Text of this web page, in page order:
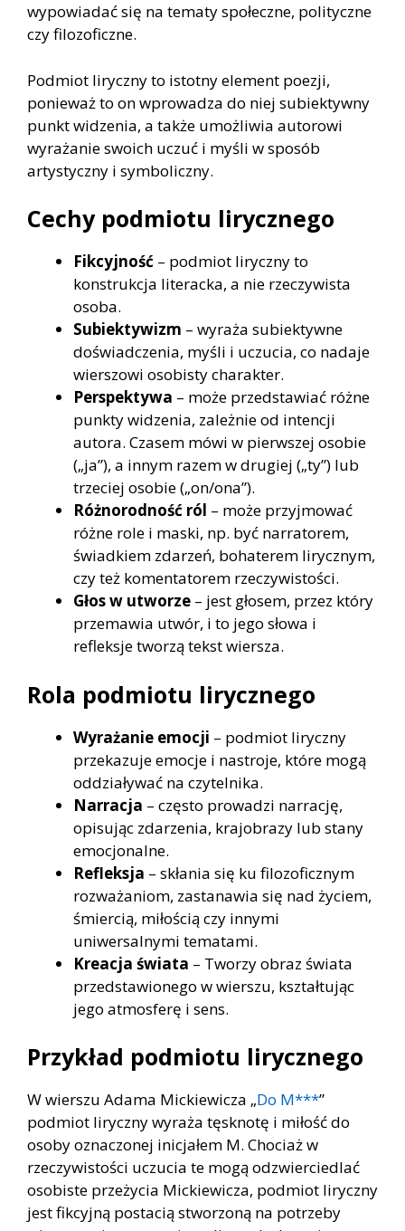
wypowiadać się na tematy społeczne, polityczne
czy filozoficzne.
Podmiot liryczny to istotny element poezji,
ponieważ to on wprowadza do niej subiektywny
punkt widzenia, a także umożliwia autorowi
wyrażanie swoich uczuć i myśli w sposób
artystyczny i symboliczny.
Cechy podmiotu lirycznego
Fikcyjność – podmiot liryczny to
konstrukcja literacka, a nie rzeczywista
osoba.
Subiektywizm – wyraża subiektywne
doświadczenia, myśli i uczucia, co nadaje
wierszowi osobisty charakter.
Perspektywa – może przedstawiać różne
punkty widzenia, zależnie od intencji
autora. Czasem mówi w pierwszej osobie
(„ja”), a innym razem w drugiej („ty”) lub
trzeciej osobie („on/ona”).
Różnorodność ról – może przyjmować
różne role i maski, np. być narratorem,
świadkiem zdarzeń, bohaterem lirycznym,
czy też komentatorem rzeczywistości.
Głos w utworze – jest głosem, przez który
przemawia utwór, i to jego słowa i
refleksje tworzą tekst wiersza.
Rola podmiotu lirycznego
Wyrażanie emocji – podmiot liryczny
przekazuje emocje i nastroje, które mogą
oddziaływać na czytelnika.
Narracja – często prowadzi narrację,
opisując zdarzenia, krajobrazy lub stany
emocjonalne.
Refleksja – skłania się ku filozoficznym
rozważaniom, zastanawia się nad życiem,
śmiercią, miłością czy innymi
uniwersalnymi tematami.
Kreacja świata – Tworzy obraz świata
przedstawionego w wierszu, kształtując
jego atmosferę i sens.
Przykład podmiotu lirycznego
W wierszu Adama Mickiewicza „Do M***”
podmiot liryczny wyraża tęsknotę i miłość do
osoby oznaczonej inicjałem M. Chociaż w
rzeczywistości uczucia te mogą odzwierciedlać
osobiste przeżycia Mickiewicza, podmiot liryczny
jest fikcyjną postacią stworzoną na potrzeby